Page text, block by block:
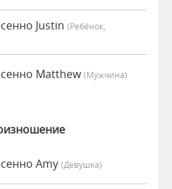
Justin (Ребёнок,
Matthew(мужчина)
Amy (девушка)